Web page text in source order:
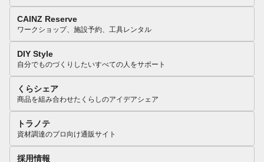
CAINZ Reserve
ワークショップ、施設予約、工具レンタル
DIY Style
自分でものづくりしたいすべての人をサポート
くらシェア
商品を組み合わせたくらしのアイデアシェア
トラノテ
資材調達のプロ向け通販サイト
採用情報